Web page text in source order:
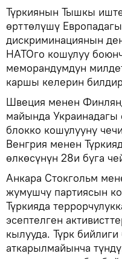
Түркиянын Тышкы
өрттөлүшү
дискриминациянын
НАТОго кошулуу
меморандумдун
каршы келерин
Швеция менен
майында Украинадагы
блокко кошулууну
Венгрия менен
өлкөсүнүн 28и буга
Анкара Стокгольм
жумушчу партиясын
Түркияда
эсептелген
кылууда. Түрк бийлиги
аткарылмайынча